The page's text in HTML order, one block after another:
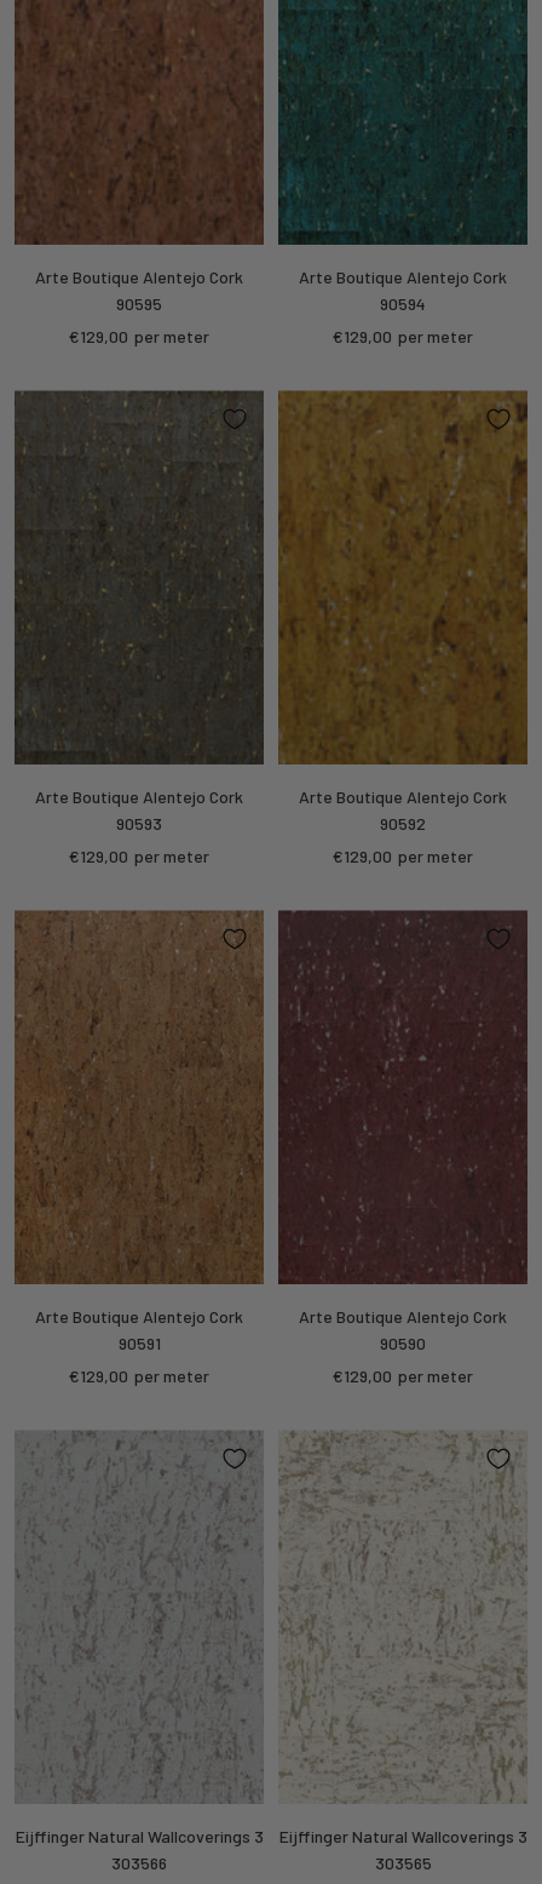
Arte Boutique Alentejo Cork
90595
Sale
€129,00 per meter
Arte Boutique Alentejo Cork
90594
Sale
€129,00 per meter
Arte Boutique Alentejo Cork
90593
Sale
€129,00 per meter
Arte Boutique Alentejo Cork
90592
Sale
€129,00 per meter
Arte Boutique Alentejo Cork
90591
Sale
€129,00 per meter
Arte Boutique Alentejo Cork
90590
Sale
€129,00 per meter
Eijffinger Natural Wallcoverings 3
303566
Eijffinger Natural Wallcoverings 3
303565